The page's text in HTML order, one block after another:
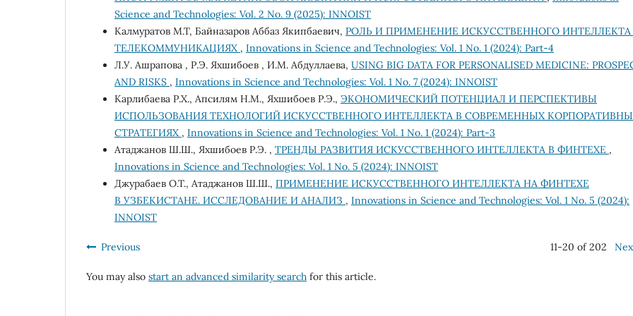
Science and Technologies: Vol. 2 No. 9 (2025): INNOIST
Калмуратов М.Т, Байназаров Аббаз Якипбаевич, РОЛЬ И ПРИМЕНЕНИЕ ИСКУССТВЕННОГО ИНТЕЛЛЕКТА
ТЕЛЕКОММУНИКАЦИЯХ , Innovations in Science and Technologies: Vol. 1 No. 1 (2024): Part-4
Л.У. Ашрапова , Р.Э. Яхшибоев , И.М. Абдуллаева, USING BIG DATA FOR PERSONALISED MEDICINE:
AND RISKS , Innovations in Science and Technologies: Vol. 1 No. 7 (2024): INNOIST
Карлибаева Р.Х., Апсилям Н.М., Яхшибоев Р.Э., ЭКОНОМИЧЕСКИЙ ПОТЕНЦИАЛ И ПЕРСПЕКТИВЫ
ИСПОЛЬЗОВАНИЯ ТЕХНОЛОГИЙ ИСКУССТВЕННОГО ИНТЕЛЛЕКТА В СОВРЕМЕННЫХ
СТРАТЕГИЯХ , Innovations in Science and Technologies: Vol. 1 No. 1 (2024): Part-3
Атаджанов Ш.Ш., Яхшибоев Р.Э. , ТРЕНДЫ РАЗВИТИЯ ИСКУССТВЕННОГО ИНТЕЛЛЕКТА В ФИНТЕХЕ ,
Innovations in Science and Technologies: Vol. 1 No. 5 (2024): INNOIST
Джурабаев О.Т., Атаджанов Ш.Ш., ПРИМЕНЕНИЕ ИСКУССТВЕННОГО ИНТЕЛЛЕКТА НА ФИНТЕХЕ
В УЗБЕКИСТАНЕ. ИССЛЕДОВАНИЕ И АНАЛИЗ , Innovations in Science and Technologies: Vol. 1 No. 5 (2024):
INNOIST
Previous 11-20 of 202
You may also start an advanced similarity search for this article.